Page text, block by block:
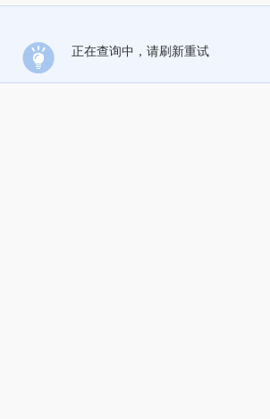
正在查询中，请刷新重试